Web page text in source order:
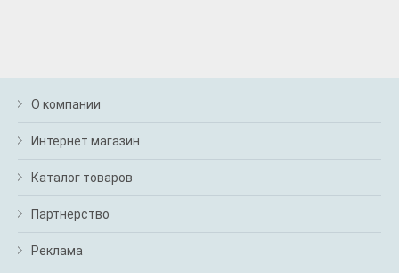
О компании
Интернет магазин
Каталог товаров
Партнерство
Реклама